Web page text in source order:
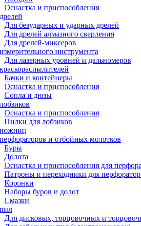
Оснастка и приспособления
Для безударных и ударных дрелей
Для дрелей алмазного сверления
Для дрелей-миксеров
инструмента
Для лазерных уровней и дальномеров
Бачки и контейнеры
Оснастка и приспособления
Сопла и дюзы
Оснастка и приспособления
Пилки для лобзиков
и отбойных молотков
Буры
Долота
Оснастка и приспособления для
Патроны и переходники для
Коронки
Наборы буров и долот
Смазки
Для дисковых, торцовочных и